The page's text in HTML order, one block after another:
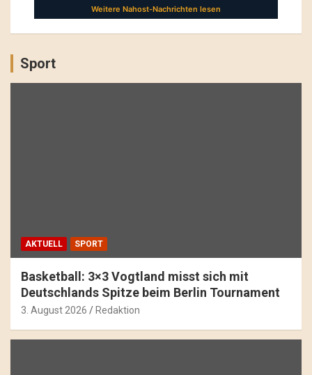
Sport
AKTUELL SPORT
Basketball: 3×3 Vogtland misst sich mit
Deutschlands Spitze beim Berlin Tournament
3. August 2026 Redaktion